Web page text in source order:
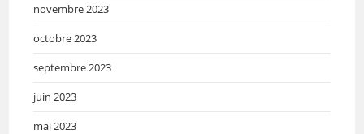
novembre 2023
octobre 2023
septembre 2023
juin 2023
mai 2023